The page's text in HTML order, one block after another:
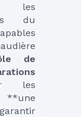
les
du
de
les